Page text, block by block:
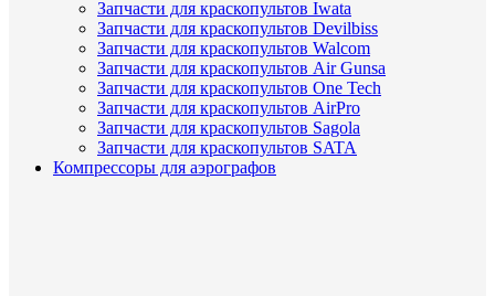
Запчасти для краскопультов Iwata
Запчасти для краскопультов Devilbiss
Запчасти для краскопультов Walcom
Запчасти для краскопультов Air Gunsa
Запчасти для краскопультов One Tech
Запчасти для краскопультов AirPro
Запчасти для краскопультов Sagola
Запчасти для краскопультов SATA
Компрессоры для аэрографов